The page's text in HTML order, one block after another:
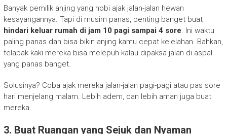
Banyak pemilik anjing yang hobi ajak jalan-jalan hewan
kesayangannya. Tapi di musim panas, penting banget buat
hindari keluar rumah di jam 10 pagi sampai 4 sore. Ini waktu
paling panas dan bisa bikin anjing kamu cepat kelelahan. Bahkan,
telapak kaki mereka bisa melepuh kalau dipaksa jalan di aspal
yang panas banget.
Solusinya? Coba ajak mereka jalan-jalan pagi-pagi atau pas sore
hari menjelang malam. Lebih adem, dan lebih aman juga buat
mereka.
3. Buat Ruangan yang Sejuk dan Nyaman